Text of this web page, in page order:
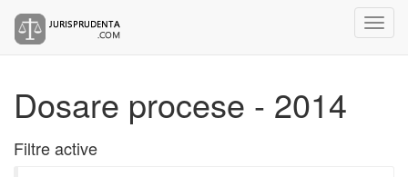
Dosare procese - 2014
Filtre active